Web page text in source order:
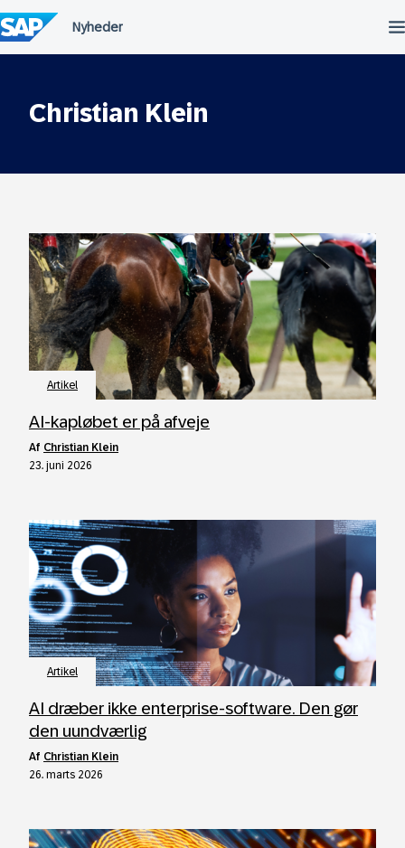
til
indholdet
Christian Klein
Artikel
AI-kapløbet er på afveje
af Christian Klein
23. juni 2026
Artikel
AI dræber ikke enterprise-software. Den gør
den uundværlig
af Christian Klein
26. marts 2026